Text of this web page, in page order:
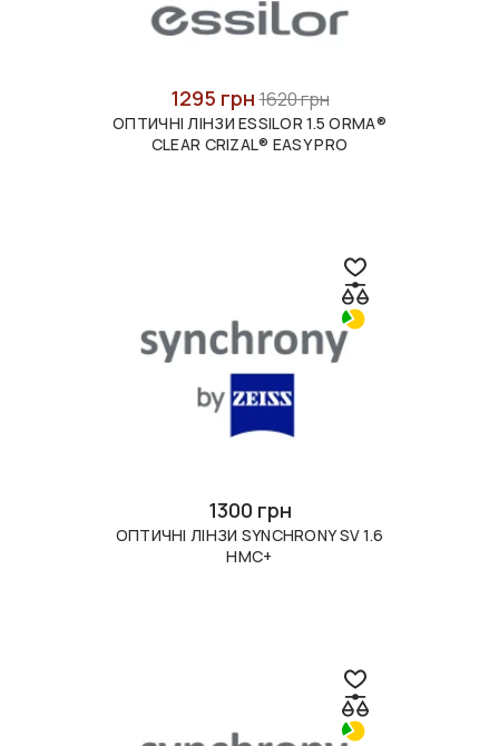
1295 грн1620 грн
ОПТИЧНІ ЛІНЗИ ESSILOR 1.5 ORMA®
CLEAR CRIZAL® EASY PRO
1300 грн
ОПТИЧНІ ЛІНЗИ SYNCHRONY SV 1.6
HMC+